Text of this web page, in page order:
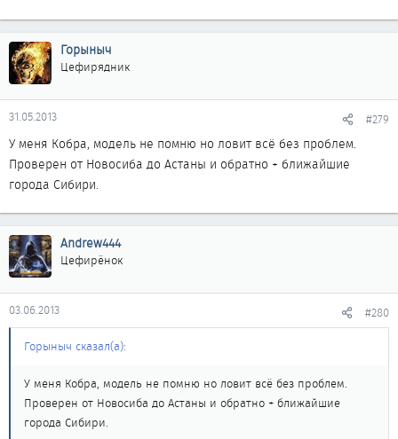
Горыныч
Цефирядник
31.05.2013 #279
У меня Кобра, модель не помню но ловит всё без проблем.
Проверен от Новосиба до Астаны и обратно + ближайшие
города Сибири.
Andrew444
Цефирёнок
03.06.2013 #280
Горыныч сказал(а):
У меня Кобра, модель не помню но ловит всё без проблем.
Проверен от Новосиба до Астаны и обратно + ближайшие
города Сибири.